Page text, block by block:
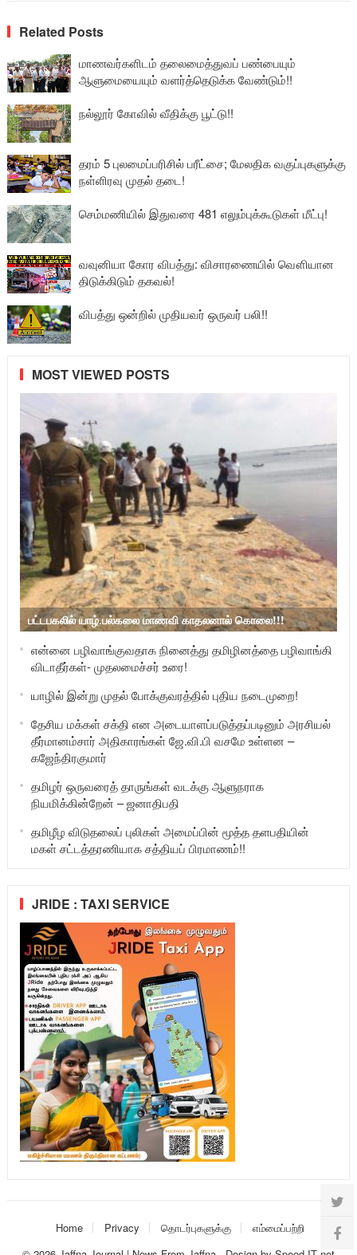
Related Posts
மாணவர்களிடம் தலைமைத்துவப் பண்பையும்
ஆளுமையையும் வளர்த்தெடுக்க வேண்டும்!!
நல்லூர் கோவில் வீதிக்கு பூட்டு!!
தரம் 5 புலமைப்பரிசில் பரீட்சை; மேலதிக வகுப்புகளுக்கு
நள்ளிரவு முதல் தடை!
செம்மணியில் இதுவரை 481 எலும்புக்கூடுகள் மீட்பு!
வவுனியா கோர விபத்து: விசாரணையில் வௌியான
திடுக்கிடும் தகவல்!
விபத்து ஒன்றில் முதியவர் ஒருவர் பலி!!
MOST VIEWED POSTS
பட்டபகலில் யாழ்.பல்கலை மாணவி காதலனால் கொலை!!!
என்னை பழிவாங்குவதாக நினைத்து தமிழினத்தை பழிவாங்கி
விடாதீர்கள்- முதலமைச்சர் உரை!
யாழில் இன்று முதல் போக்குவரத்தில் புதிய நடைமுறை!
தேசிய மக்கள் சக்தி என அடையாளப்படுத்தப்படினும் அரசியல்
தீர்மானம்சார் அதிகாரங்கள் ஜே.வி.பி வசமே உள்ளன –
கஜேந்திரகுமார்
தமிழர் ஒருவரைத் தாருங்கள் வடக்கு ஆளுநராக
நியமிக்கின்றேன் – ஜனாதிபதி
தமிழீழ விடுதலைப் புலிகள் அமைப்பின் மூத்த தளபதியின்
மகள் சட்டத்தரணியாக சத்தியப் பிரமாணம்!!
JRIDE : TAXI SERVICE
Home Privacy தொடர்புகளுக்கு
எம்மைப்பற்றி